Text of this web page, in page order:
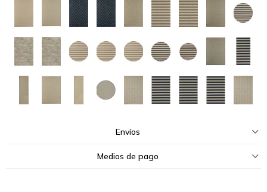
Envíos
Medios de pago